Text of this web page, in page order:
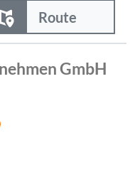
Route
GmbH